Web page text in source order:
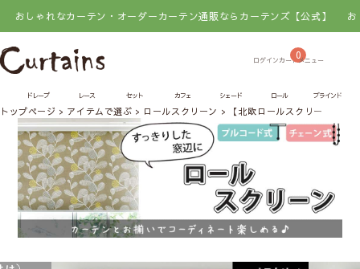
カーテン・オーダーカーテン通販ならカーテンズ【公式】 おしゃれなカ
0
ドレープ レース セット カフェ シェード ロール ブラインド
トップページ アイテムで選ぶ ロールスクリーン 【北欧ロールスクリーン】リ